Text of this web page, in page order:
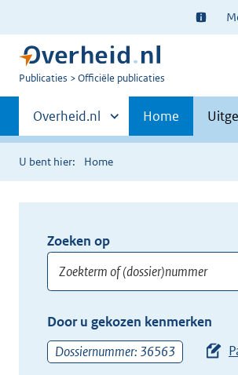
Ter
U
Publicaties Officiële publicaties
Primaire
navigatie
Andere
sites
binnen
Overheid.nl Home
U bent hier: Home
Opnieuw
zoeken:
Zoeken op
of
(dossier)nummer
hier
uw
zoekterm
Door u gekozen kenmerken
Dossiernummer: 36563